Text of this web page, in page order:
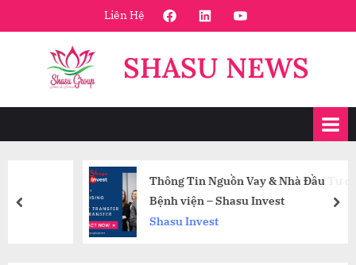
to
Liên Hệ FaceBookLinkedinYoutube
SHASU NEWS
Thông Tin Nguồn Vay & Nhà Đầu Tư các Dự án
Bệnh viện – Shasu Invest
Shasu Invest
prev